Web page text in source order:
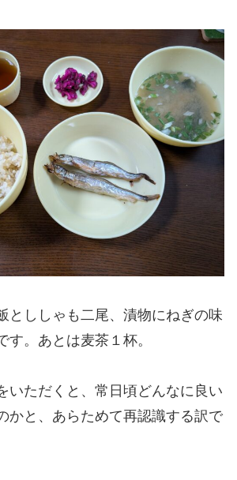
とししゃも二尾、漬物にねぎの味
す。あとは麦茶１杯。
いただくと、常日頃どんなに良い
かと、あらためて再認識する訳で